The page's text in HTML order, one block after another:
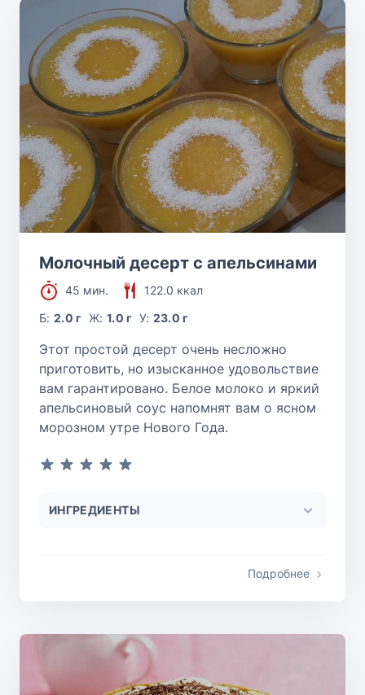
Молочный десерт с апельсинами
45 мин.
122.0 ккал
Б:2.0 г Ж: 1.0 г У: 23.0 г
Этот простой десерт очень несложно
приготовить, но изысканное удовольствие
вам гарантировано. Белое молоко и яркий
апельсиновый соус напомнят вам о ясном
морозном утре Нового Года.
ИНГРЕДИЕНТЫ
Подробнее